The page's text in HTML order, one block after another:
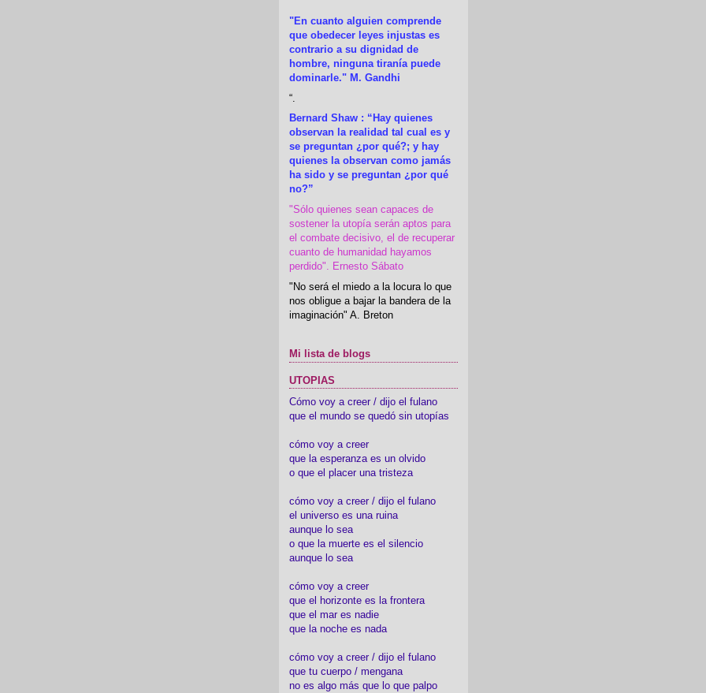
"En cuanto alguien comprende
que obedecer leyes injustas es
contrario a su dignidad de
hombre, ninguna tiranía puede
dominarle." M. Gandhi
“.
Bernard Shaw : “Hay quienes
observan la realidad tal cual es y
se preguntan ¿por qué?; y hay
quienes la observan como jamás
ha sido y se preguntan ¿por qué
no?”
"Sólo quienes sean capaces de
sostener la utopía serán aptos para
el combate decisivo, el de recuperar
cuanto de humanidad hayamos
perdido". Ernesto Sábato
"No será el miedo a la locura lo que
nos obligue a bajar la bandera de la
imaginación" A. Breton
Mi lista de blogs
UTOPIAS
Cómo voy a creer / dijo el fulano
que el mundo se quedó sin utopías
cómo voy a creer
que la esperanza es un olvido
o que el placer una tristeza
cómo voy a creer / dijo el fulano
el universo es una ruina
aunque lo sea
o que la muerte es el silencio
aunque lo sea
cómo voy a creer
que el horizonte es la frontera
que el mar es nadie
que la noche es nada
cómo voy a creer / dijo el fulano
que tu cuerpo / mengana
no es algo más que lo que palpo